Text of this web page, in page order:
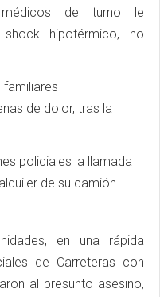
de turno le
hipotérmico, no
familiares
de dolor, tras la
policiales la llamada
de su camión.
en una rápida
de Carreteras con
al presunto asesino,